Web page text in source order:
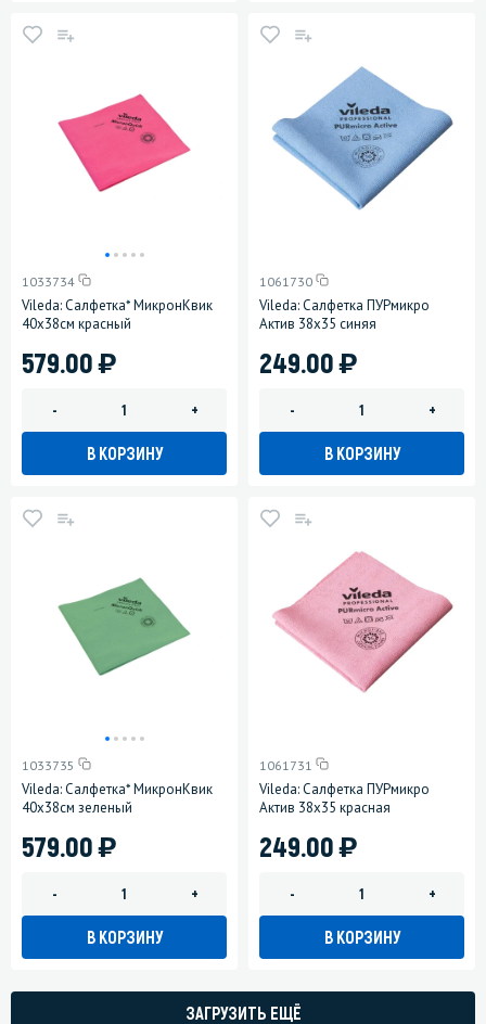
1033734
Vileda: Салфетка* МикронКвик
40х38см красный
579.00)
- +
В КОРЗИНУ
1061730
Vileda: Салфетка ПУРмикро
Актив 38х35 синяя
249.00)
- +
В КОРЗИНУ
1033735
Vileda: Салфетка* МикронКвик
40х38см зеленый
579.00)
- +
В КОРЗИНУ
1061731
Vileda: Салфетка ПУРмикро
Актив 38х35 красная
249.00)
- +
В КОРЗИНУ
ЗАГРУЗИТЬ ЕЩЁ